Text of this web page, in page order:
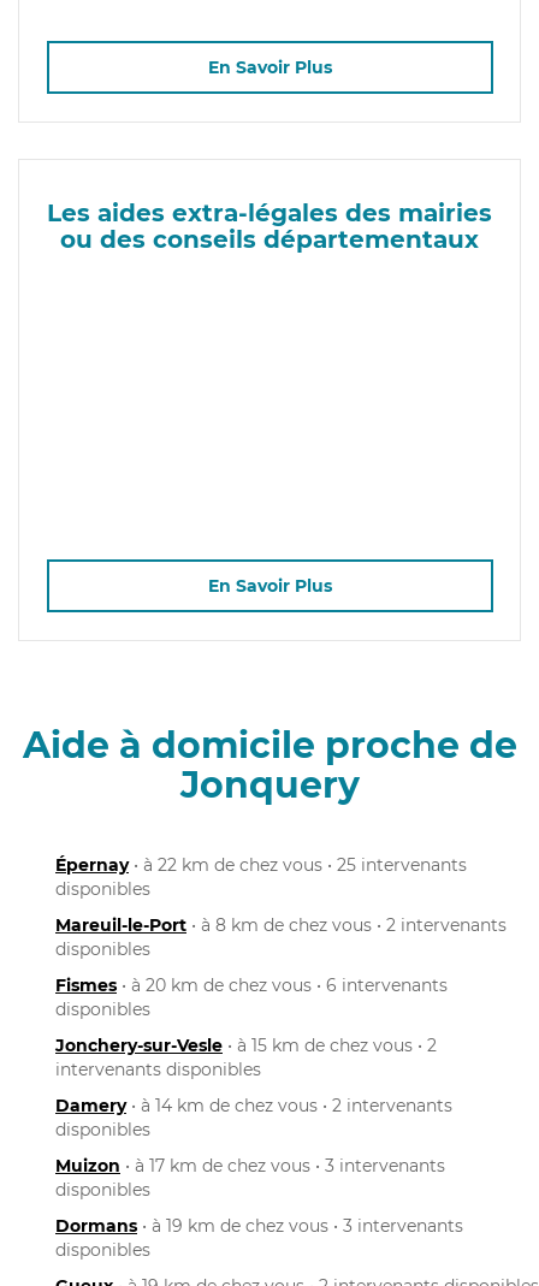
En Savoir Plus
Les aides extra-légales des mairies
ou des conseils départementaux
En Savoir Plus
Aide à domicile proche de
Jonquery
Épernay• à 22 km de chez vous • 25 intervenants
disponibles
Mareuil-le-Port • à 8 km de chez vous • 2 intervenants
disponibles
Fismes • à 20 km de chez vous • 6 intervenants
disponibles
Jonchery-sur-Vesle • à 15 km de chez vous • 2
intervenants disponibles
Damery• à 14 km de chez vous • 2 intervenants
disponibles
Muizon • à 17 km de chez vous • 3 intervenants
disponibles
Dormans • à 19 km de chez vous • 3 intervenants
disponibles